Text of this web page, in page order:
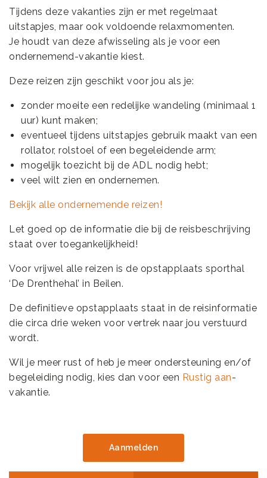
Tijdens deze vakanties zijn er met regelmaat
uitstapjes, maar ook voldoende relaxmomenten.
Je houdt van deze afwisseling als je voor een
ondernemend-vakantie kiest.
Deze reizen zijn geschikt voor jou als je:
zonder moeite een redelijke wandeling (minimaal 1
uur) kunt maken;
eventueel tijdens uitstapjes gebruik maakt van een
rollator, rolstoel of een begeleidende arm;
mogelijk toezicht bij de ADL nodig hebt;
veel wilt zien en ondernemen.
Bekijk alle ondernemende reizen!
Let goed op de informatie die bij de reisbeschrijving
staat over toegankelijkheid!
Voor vrijwel alle reizen is de opstapplaats sporthal
‘De Drenthehal’ in Beilen.
De definitieve opstapplaats staat in de reisinformatie
die circa drie weken voor vertrek naar jou verstuurd
wordt.
Wil je meer rust of heb je meer ondersteuning en/of
begeleiding nodig, kies dan voor een Rustig aan-
vakantie.
Aanmelden